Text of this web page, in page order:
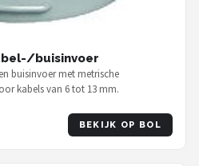
buisinvoer
buisinvoer met metrische
kabels van 6 tot 13 mm.
BEKIJK OP BOL